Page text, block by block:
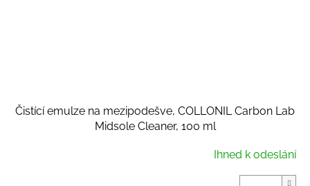
Čistící emulze na mezipodešve, COLLONIL Carbon Lab
Midsole Cleaner, 100 ml
Ihned k odeslání